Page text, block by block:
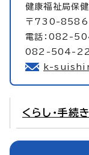
健康福祉局保
〒730-8586
電話：082-
082-504-
k-
くらし・手続き